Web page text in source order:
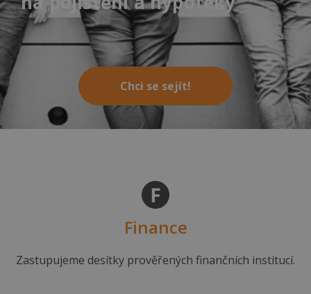
Chci se sejít!
Finance
Zastupujeme desítky prověřených finančních institucí.